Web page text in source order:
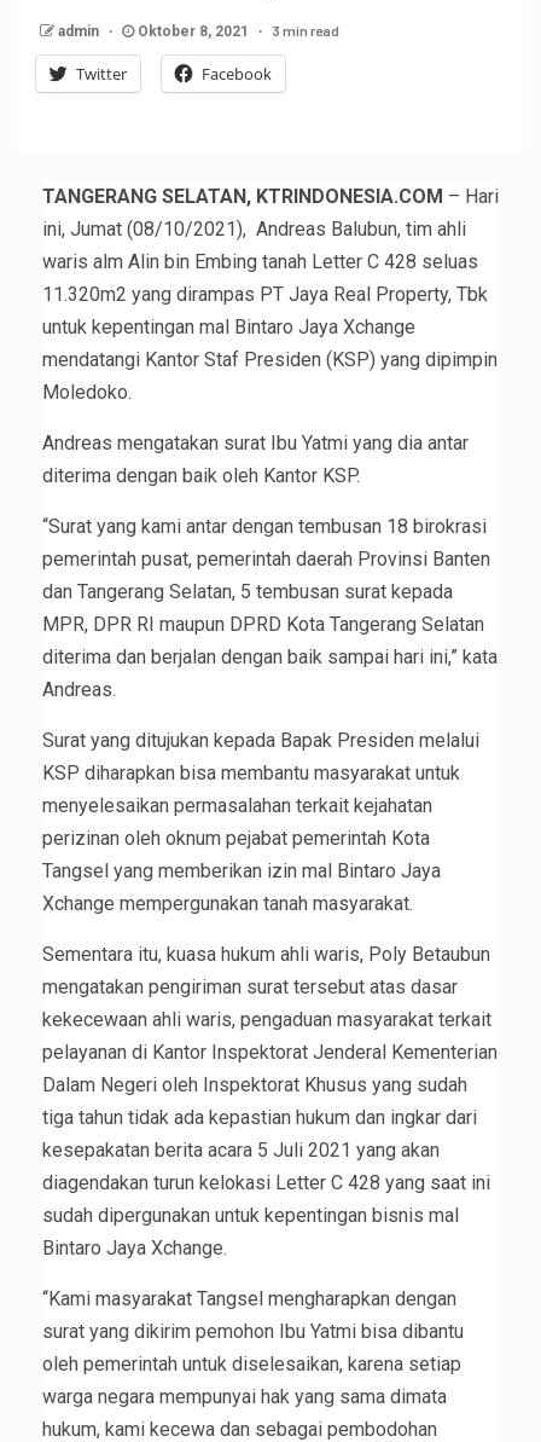
admin Oktober 8, 2021 3 min read
Twitter Facebook
TANGERANG SELATAN, KTRINDONESIA.COM – Hari
ini, Jumat (08/10/2021), Andreas Balubun, tim ahli
waris alm Alin bin Embing tanah Letter C 428 seluas
11.320m2 yang dirampas PT Jaya Real Property, Tbk
untuk kepentingan mal Bintaro Jaya Xchange
mendatangi Kantor Staf Presiden (KSP) yang dipimpin
Moledoko.
Andreas mengatakan surat Ibu Yatmi yang dia antar
diterima dengan baik oleh Kantor KSP.
“Surat yang kami antar dengan tembusan 18 birokrasi
pemerintah pusat, pemerintah daerah Provinsi Banten
dan Tangerang Selatan, 5 tembusan surat kepada
MPR, DPR RI maupun DPRD Kota Tangerang Selatan
diterima dan berjalan dengan baik sampai hari ini,” kata
Andreas.
Surat yang ditujukan kepada Bapak Presiden melalui
KSP diharapkan bisa membantu masyarakat untuk
menyelesaikan permasalahan terkait kejahatan
perizinan oleh oknum pejabat pemerintah Kota
Tangsel yang memberikan izin mal Bintaro Jaya
Xchange mempergunakan tanah masyarakat.
Sementara itu, kuasa hukum ahli waris, Poly Betaubun
mengatakan pengiriman surat tersebut atas dasar
kekecewaan ahli waris, pengaduan masyarakat terkait
pelayanan di Kantor Inspektorat Jenderal Kementerian
Dalam Negeri oleh Inspektorat Khusus yang sudah
tiga tahun tidak ada kepastian hukum dan ingkar dari
kesepakatan berita acara 5 Juli 2021 yang akan
diagendakan turun kelokasi Letter C 428 yang saat ini
sudah dipergunakan untuk kepentingan bisnis mal
Bintaro Jaya Xchange.
“Kami masyarakat Tangsel mengharapkan dengan
surat yang dikirim pemohon Ibu Yatmi bisa dibantu
oleh pemerintah untuk diselesaikan, karena setiap
warga negara mempunyai hak yang sama dimata
hukum, kami kecewa dan sebagai pembodohan